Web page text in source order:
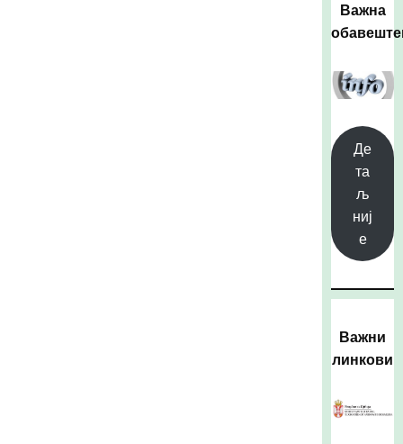
Важна
Де
та
љ
ниј
е
Важни
линкови